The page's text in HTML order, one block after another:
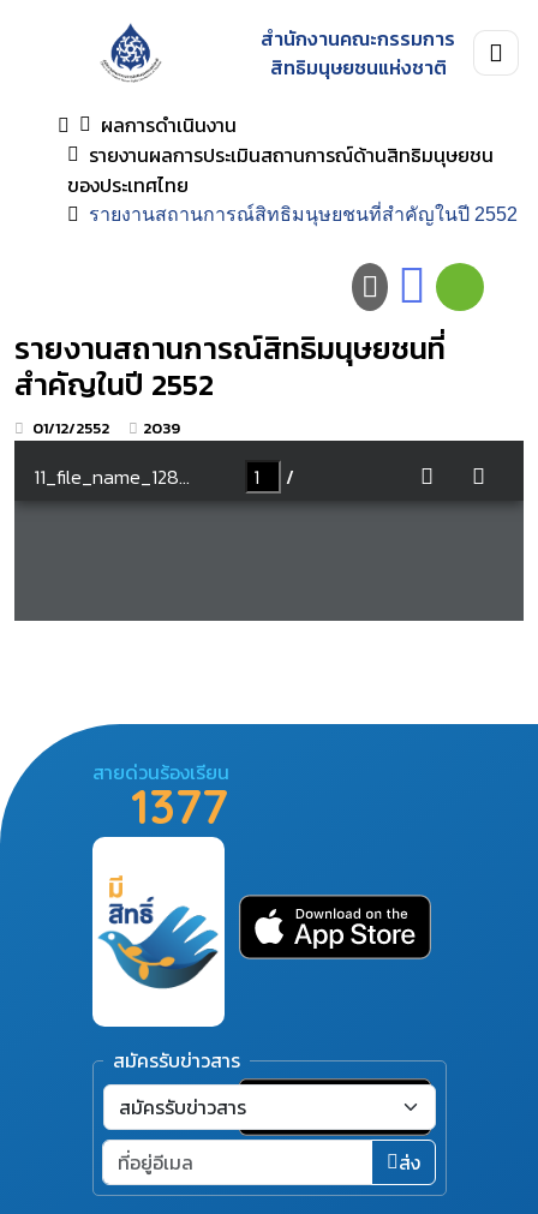
สำนักงานคณะกรรมการ
สิทธิมนุษยชนแห่งชาติ
ผลการดำเนินงาน
รายงานผลการประเมินสถานการณ์ด้านสิทธิมนุษยชน
ของประเทศไทย
รายงานสถานการณ์สิทธิมนุษยชนที่สำคัญในปี 2552
รายงานสถานการณ์สิทธิมนุษยชนที่
สำคัญในปี 2552
01/12/2552 2039
สายด่วนร้องเรียน
1377
สมัครรับข่าวสาร
ส่ง